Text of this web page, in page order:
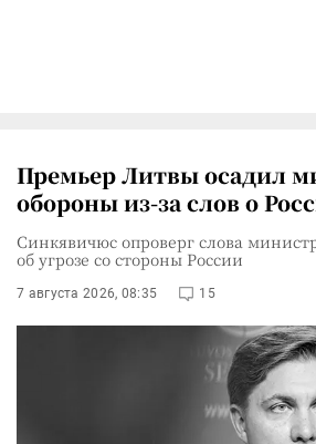
Премьер Литвы осадил
обороны из-за слов о
Синкявичюс опроверг слова
об угрозе со стороны России
7 августа 2026, 08:35 15